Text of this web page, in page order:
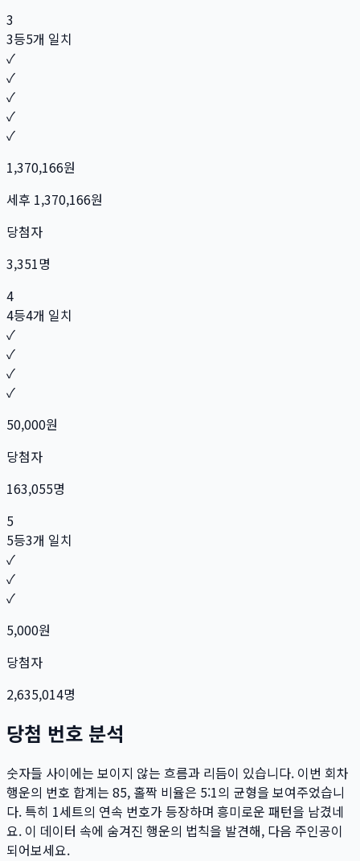
3
3등5개 일치
✓
✓
✓
✓
✓
1,370,166원
세후 1,370,166원
당첨자
3,351명
4
4등4개 일치
✓
✓
✓
✓
50,000원
당첨자
163,055명
5
5등3개 일치
✓
✓
✓
5,000원
당첨자
2,635,014명
당첨 번호 분석
숫자들 사이에는 보이지 않는 흐름과 리듬이 있습니다. 이번 회차
행운의 번호 합계는 85, 홀짝 비율은 5:1의 균형을 보여주었습니
다. 특히 1세트의 연속 번호가 등장하며 흥미로운 패턴을 남겼네
요. 이 데이터 속에 숨겨진 행운의 법칙을 발견해, 다음 주인공이
되어보세요.